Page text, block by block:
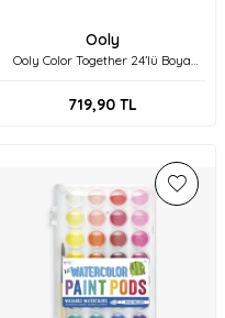
Ooly
Ooly Color Together 24’lü Boya
719,90TL